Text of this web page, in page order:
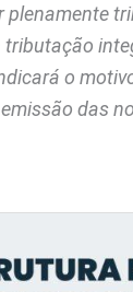
plenamente
o
das